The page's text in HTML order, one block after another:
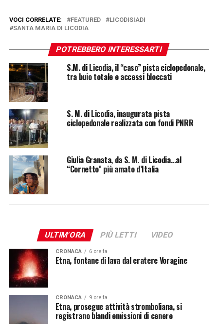
VOCI CORRELATE: FEATURED
LICODISIADI
SANTA MARIA DI LICODIA
POTREBBERO INTERESSARTI
S.M. di Licodia, il “caso” pista ciclopedonale,
tra buio totale e accessi bloccati
S. M. di Licodia, inaugurata pista
ciclopedonale realizzata con fondi PNRR
Giulia Granata, da S. M. di Licodia…al
“Cornetto” più amato d’Italia
ULTIM'ORA PIÙ LETTI VIDEO
CRONACA 6 ore fa
Etna, fontane di lava dal cratere Voragine
CRONACA 9 ore fa
Etna, prosegue attività stromboliana, si
registrano blandi emissioni di cenere